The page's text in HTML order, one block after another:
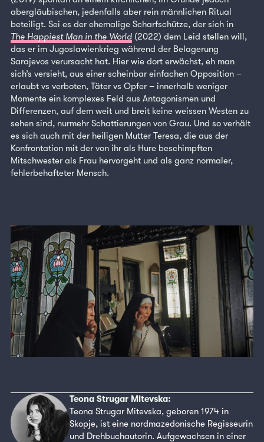
abergläubischen, jedenfalls aber rein männlichen Ritual
beteiligt. Sei es der ehemalige Scharfschütze, der sich in
The Happiest Man in the World (2022) dem Leid stellen will,
das er im Jugoslawienkrieg während der Belagerung
Sarajevos verursacht hat. Hier wie dort erwächst, eh man
sich’s versieht, aus einer scheinbar einfachen Opposition –
erlaubt vs verboten, Täter vs Opfer – innerhalb weniger
Momente ein komplexes Feld aus Antagonismen und
Differenzen, auf dem weit und breit keine weissen Westen zu
sehen sind, nurmehr Schattierungen von Grau. Und so verhält
es sich auch mit der heiligen Mutter Teresa, die aus der
Konfrontation mit der von ihr als Hure beschimpften
Mitschwester als Frau hervorgeht und als ganz normaler,
fehlerbehafteter Mensch.
Teona Strugar Mitevska:
Teona Strugar Mitevska, geboren 1974 in
Skopje, ist eine nordmazedonische Regisseurin
und Drehbuchautorin. Aufgewachsen in einer